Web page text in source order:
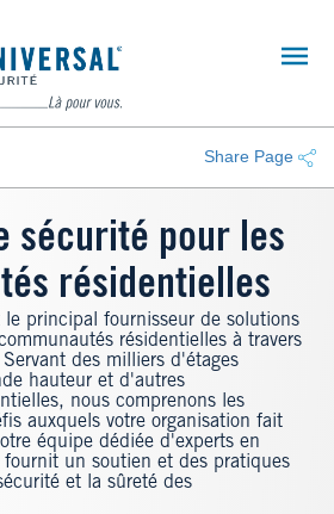
Share Page
sécurité pour les
résidentielles
le principal fournisseur de solutions
résidentielles à travers
des milliers d'étages
hauteur et d'autres
nous comprenons les
auxquels votre organisation fait
équipe dédiée d'experts en
un soutien et des pratiques
et la sûreté des